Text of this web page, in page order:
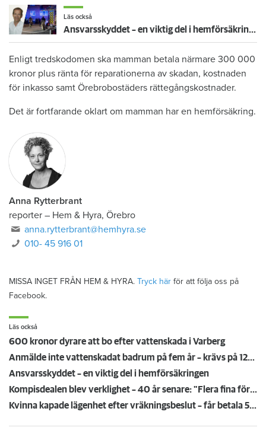
Läs också
Ansvarsskyddet – en viktig del i hemförsäkringen
Enligt tredskodomen ska mamman betala närmare 300 000
kronor plus ränta för reparationerna av skadan, kostnaden
för inkasso samt Örebrobostäders rättegångskostnader.
Det är fortfarande oklart om mamman har en hemförsäkring.
Anna Rytterbrant
reporter – Hem & Hyra, Örebro
anna.rytterbrant@hemhyra.se
010- 45 916 01
MISSA INGET FRÅN HEM & HYRA. Tryck här för att följa oss på
Facebook.
Läs också
600 kronor dyrare att bo efter vattenskada i Varberg
Anmälde inte vattenskadat badrum på fem år – krävs på 125 000 kronor
Ansvarsskyddet – en viktig del i hemförsäkringen
Kompisdealen blev verklighet – 40 år senare: "Flera fina fördelar med att dela bostad"
Kvinna kapade lägenhet efter vräkningsbeslut – får betala 50 000